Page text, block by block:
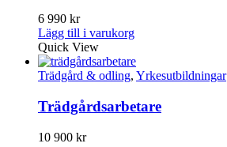
6 990 kr
Lägg till i varukorg
Quick View
Trädgård & odling, Yrkesutbildningar
Trädgårdsarbetare
10 900 kr